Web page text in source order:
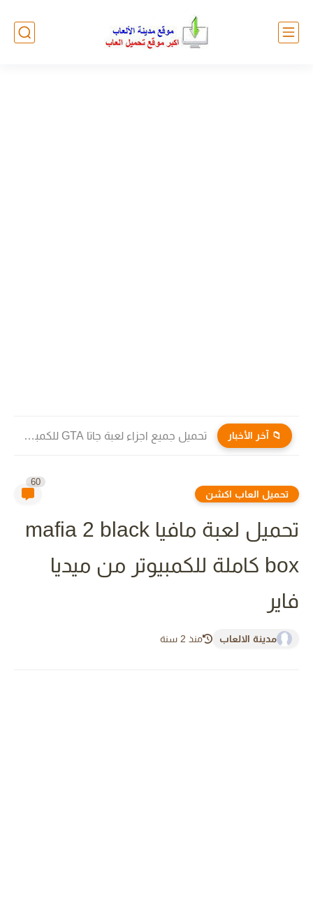
📁 آخر الأخبار تحميل جميع اجزاء لعبة جاتا GTA للكمبيوتر والاندرويد برابط مباشر...
تحميل العاب اكشن
60
تحميل لعبة مافيا mafia 2 black
box كاملة للكمبيوتر من ميديا
فاير
مدينة الالعاب منذ 2 سنة